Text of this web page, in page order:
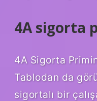
4A sigorta
4A Sigorta
Tablodan da
sigortalı bir